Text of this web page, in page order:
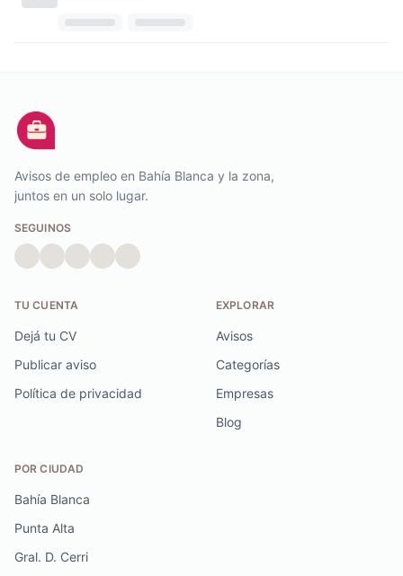
Avisos de empleo en Bahía Blanca y la zona,
juntos en un solo lugar.
SEGUINOS
TU CUENTA
Dejá tu CV
Publicar aviso
Política de privacidad
EXPLORAR
Avisos
Categorías
Empresas
Blog
POR CIUDAD
Bahía Blanca
Punta Alta
Gral. D. Cerri